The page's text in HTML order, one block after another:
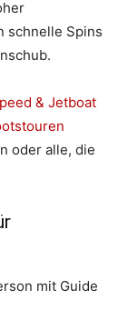
schnelle Spins
& Jetboat
oder alle, die
mit Guide